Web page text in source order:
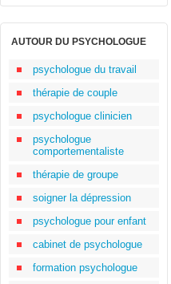
AUTOUR DU PSYCHOLOGUE
psychologue du travail
thérapie de couple
psychologue clinicien
psychologue
comportementaliste
thérapie de groupe
soigner la dépression
psychologue pour enfant
cabinet de psychologue
formation psychologue